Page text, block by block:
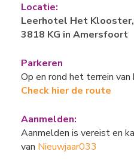
Locatie:
Leerhotel Het Klooster,
3818 KG in Amersfoort
Parkeren
Op en rond het terrein
Check hier de route
Aanmelden:
Aanmelden is vereist en
van Nieuwjaar033